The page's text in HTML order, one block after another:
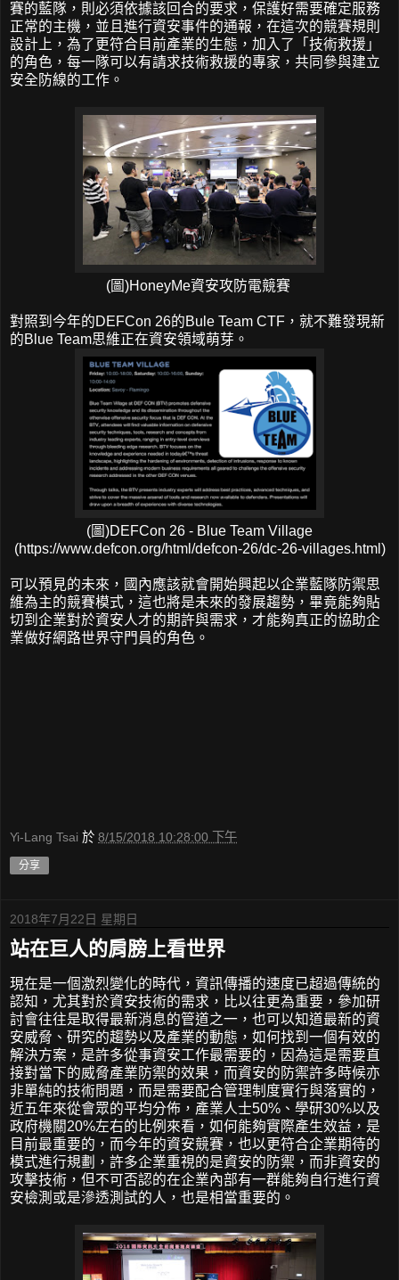
賽的藍隊，則必須依據該回合的要求，保護好需要確定服務
正常的主機，並且進行資安事件的通報，在這次的競賽規則
設計上，為了更符合目前產業的生態，加入了「技術救援」
的角色，每一隊可以有請求技術救援的專家，共同參與建立
安全防線的工作。
(圖)HoneyMe資安攻防電競賽
對照到今年的DEFCon 26的Bule Team CTF，就不難發現新
的Blue Team思維正在資安領域萌芽。
(圖)DEFCon 26 - Blue Team Village
(https://www.defcon.org/html/defcon-26/dc-26-villages.html)
可以預見的未來，國內應該就會開始興起以企業藍隊防禦思
維為主的競賽模式，這也將是未來的發展趨勢，畢竟能夠貼
切到企業對於資安人才的期許與需求，才能夠真正的協助企
業做好網路世界守門員的角色。
Yi-Lang Tsai 於 8/15/2018 10:28:00 下午
分享
2018年7月22日 星期日
站在巨人的肩膀上看世界
現在是一個激烈變化的時代，資訊傳播的速度已超過傳統的
認知，尤其對於資安技術的需求，比以往更為重要，參加研
討會往往是取得最新消息的管道之一，也可以知道最新的資
安威脅、研究的趨勢以及產業的動態，如何找到一個有效的
解決方案，是許多從事資安工作最需要的，因為這是需要直
接對當下的威脅產業防禦的效果，而資安的防禦許多時候亦
非單純的技術問題，而是需要配合管理制度實行與落實的，
近五年來從會眾的平均分佈，產業人士50%、學研30%以及
政府機關20%左右的比例來看，如何能夠實際產生效益，是
目前最重要的，而今年的資安競賽，也以更符合企業期待的
模式進行規劃，許多企業重視的是資安的防禦，而非資安的
攻擊技術，但不可否認的在企業內部有一群能夠自行進行資
安檢測或是滲透測試的人，也是相當重要的。